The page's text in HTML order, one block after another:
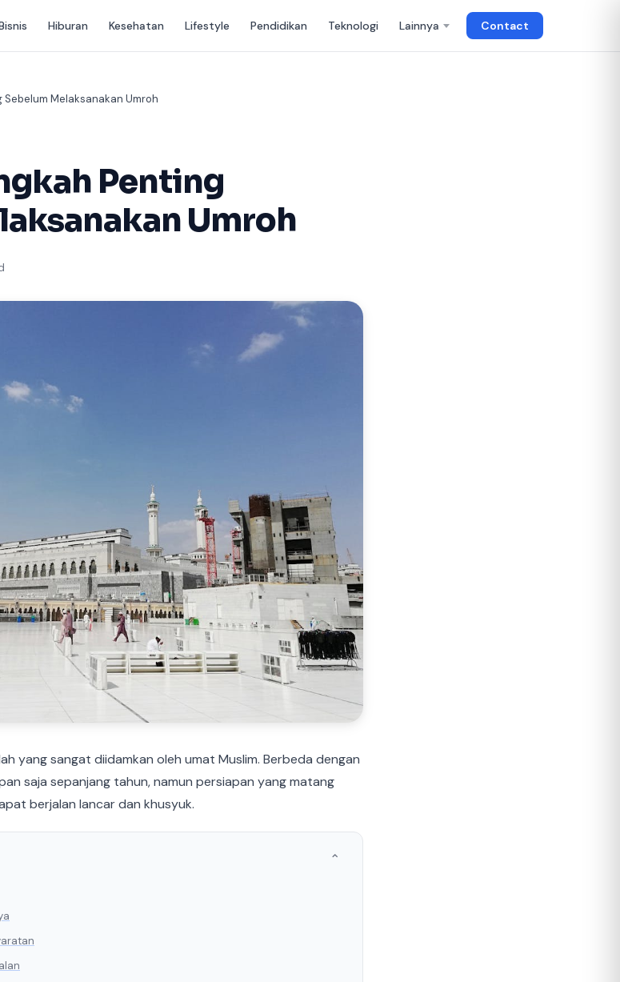
Hiburan Kesehatan Lifestyle Pendidikan Teknologi Lainnya Contact
Melaksanakan Umroh
Penting
Umroh
yang sangat diidamkan oleh umat Muslim. Berbeda dengan
saja sepanjang tahun, namun persiapan yang matang
berjalan lancar dan khusyuk.
⌃